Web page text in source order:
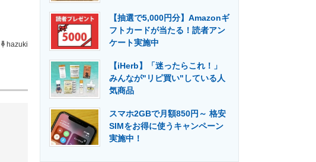
エネルギーの専門メディア 建設×テクノロジーの最前線
hazuki
【抽選で5,000円分】Amazonギ
フトカードが当たる！読者アン
ケート実施中
【iHerb】「迷ったらこれ！」
みんなが"リピ買い"している人
気商品
スマホ2GBで月額850円～ 格安
SIMをお得に使うキャンペーン
実施中！